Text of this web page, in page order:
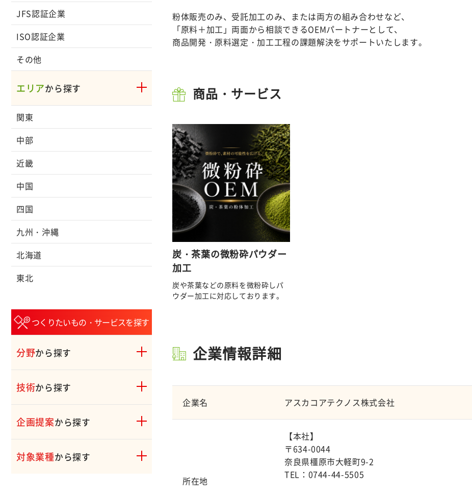
JFS認証企業
ISO認証企業
その他
エリアから探す
関東
中部
近畿
中国
四国
九州・沖縄
北海道
東北
つくりたいもの・サービスを探す
分野から探す
技術から探す
企画提案から探す
対象業種から探す
粉体販売のみ、受託加工のみ、または両方の組み合わせなど、
「原料＋加工」両面から相談できるOEMパートナーとして、
商品開発・原料選定・加工工程の課題解決をサポートいたします。
商品・サービス
炭・茶葉の微粉砕パウダー
加工
炭や茶葉などの原料を微粉砕しパ
ウダー加工に対応しております。
企業情報詳細
企業名 アスカコアテクノス株式会社
所在地
【本社】
〒634-0044
奈良県橿原市大軽町9-2
TEL：0744-44-5505